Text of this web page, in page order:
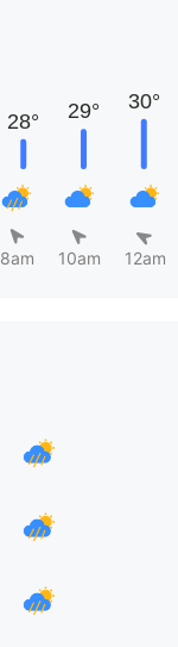
8am 10am 12am